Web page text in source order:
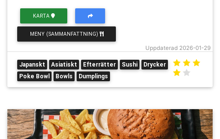
Uppdaterad 2026-01-29
KARTA
MENY (SAMMANFATTNING)
Japanskt Asiatiskt Efterrätter Sushi
Drycker
Poke Bowl
Bowls Dumplings